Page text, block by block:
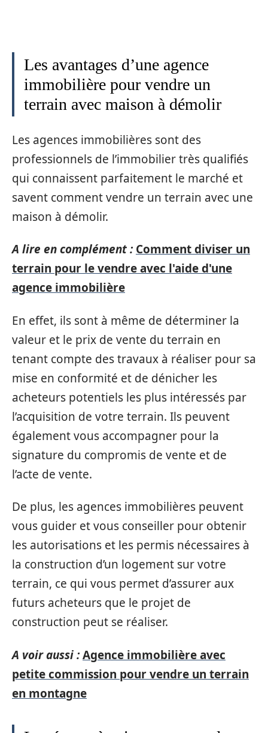
Les avantages d’une agence
immobilière pour vendre un
terrain avec maison à démolir
Les agences immobilières sont des
professionnels de l’immobilier très qualifiés
qui connaissent parfaitement le marché et
savent comment vendre un terrain avec une
maison à démolir.
A lire en complément : Comment diviser un
terrain pour le vendre avec l'aide d'une
agence immobilière
En effet, ils sont à même de déterminer la
valeur et le prix de vente du terrain en
tenant compte des travaux à réaliser pour sa
mise en conformité et de dénicher les
acheteurs potentiels les plus intéressés par
l’acquisition de votre terrain. Ils peuvent
également vous accompagner pour la
signature du compromis de vente et de
l’acte de vente.
De plus, les agences immobilières peuvent
vous guider et vous conseiller pour obtenir
les autorisations et les permis nécessaires à
la construction d’un logement sur votre
terrain, ce qui vous permet d’assurer aux
futurs acheteurs que le projet de
construction peut se réaliser.
A voir aussi :Agence immobilière avec
petite commission pour vendre un terrain
en montagne